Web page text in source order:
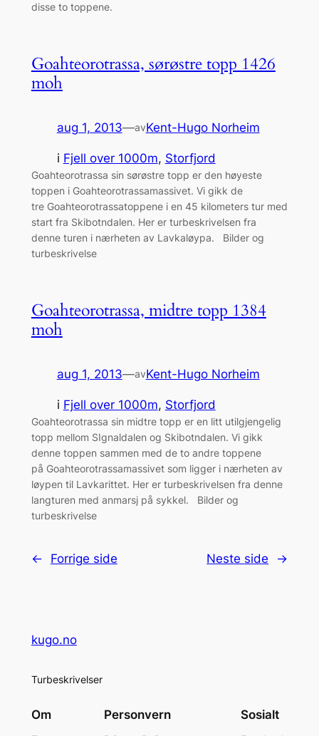
disse to toppene.
Goahteorotrassa, sørøstre topp 1426
moh
aug 1, 2013—avKent-Hugo Norheim
i Fjell over 1000m, Storfjord
Goahteorotrassa sin sørøstre topp er den høyeste
toppen i Goahteorotrassamassivet. Vi gikk de
tre Goahteorotrassatoppene i en 45 kilometers tur med
start fra Skibotndalen. Her er turbeskrivelsen fra
denne turen i nærheten av Lavkaløypa. Bilder og
turbeskrivelse
Goahteorotrassa, midtre topp 1384
moh
aug 1, 2013—avKent-Hugo Norheim
i Fjell over 1000m, Storfjord
Goahteorotrassa sin midtre topp er en litt utilgjengelig
topp mellom SIgnaldalen og Skibotndalen. Vi gikk
denne toppen sammen med de to andre toppene
på Goahteorotrassamassivet som ligger i nærheten av
løypen til Lavkarittet. Her er turbeskrivelsen fra denne
langturen med anmarsj på sykkel. Bilder og
turbeskrivelse
← Forrige side Neste side →
kugo.no
Turbeskrivelser
Om Personvern Sosialt